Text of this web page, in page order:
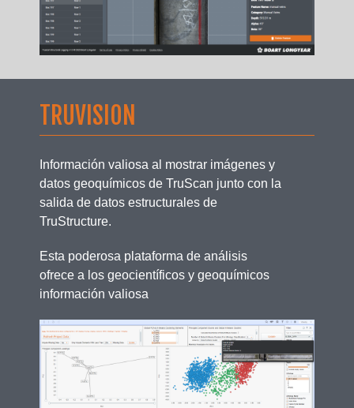
TRUVISION
Información valiosa al mostrar imágenes y
datos geoquímicos de TruScan junto con la
salida de datos estructurales de
TruStructure.
Esta poderosa plataforma de análisis
ofrece a los geocientíficos y geoquímicos
información valiosa